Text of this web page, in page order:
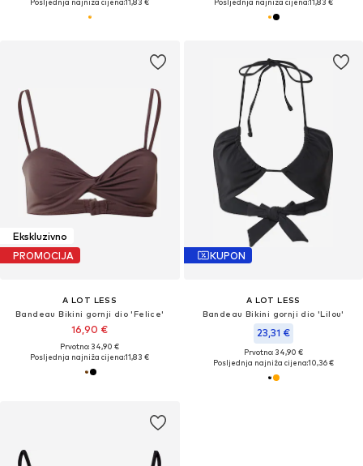
Posljednja najniža cijena:11,83 € Posljednja najniža cijena:11,83 €
Ekskluzivno
PROMOCIJA
A LOT LESS
Bandeau Bikini gornji dio 'Felice'
16,90 €
Prvotno: 34,90 €
Posljednja najniža cijena:11,83 €
KUPON
A LOT LESS
Bandeau Bikini gornji dio 'Lilou'
23,31 €
Prvotno: 34,90 €
Posljednja najniža cijena:10,36 €